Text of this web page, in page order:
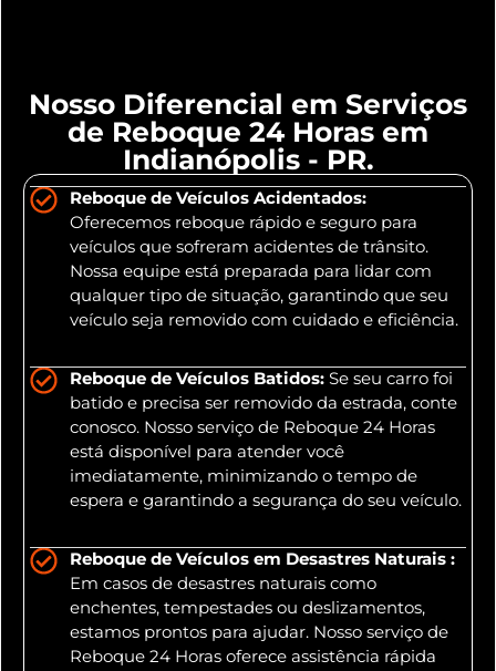
Nosso Diferencial em Serviços
de Reboque 24 Horas em
Indianópolis - PR.
Reboque de Veículos Acidentados:
Oferecemos reboque rápido e seguro para
veículos que sofreram acidentes de trânsito.
Nossa equipe está preparada para lidar com
qualquer tipo de situação, garantindo que seu
veículo seja removido com cuidado e eficiência.
Reboque de Veículos Batidos: Se seu carro foi
batido e precisa ser removido da estrada, conte
conosco. Nosso serviço de Reboque 24 Horas
está disponível para atender você
imediatamente, minimizando o tempo de
espera e garantindo a segurança do seu veículo.
Reboque de Veículos em Desastres Naturais :
Em casos de desastres naturais como
enchentes, tempestades ou deslizamentos,
estamos prontos para ajudar. Nosso serviço de
Reboque 24 Horas oferece assistência rápida